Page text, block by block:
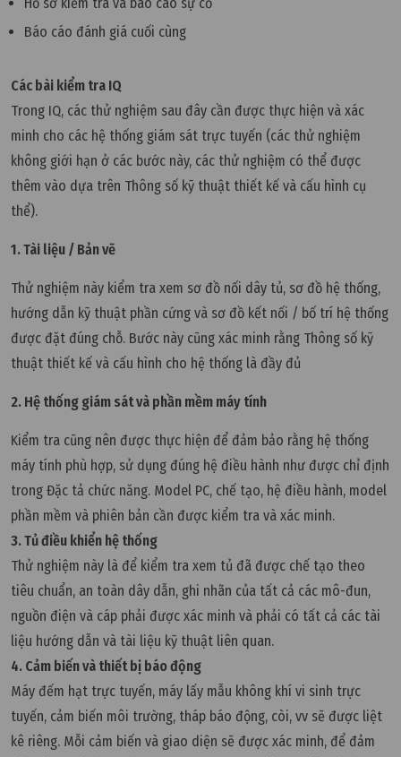
Báo cáo đánh giá cuối cùng
Các bài kiểm tra IQ
Trong IQ, các thử nghiệm sau đây cần được thực hiện và xác
minh cho các hệ thống giám sát trực tuyến (các thử nghiệm
không giới hạn ở các bước này, các thử nghiệm có thể được
thêm vào dựa trên Thông số kỹ thuật thiết kế và cấu hình cụ
thể).
1. Tài liệu / Bản vẽ
Thử nghiệm này kiểm tra xem sơ đồ nối dây tủ, sơ đồ hệ thống,
hướng dẫn kỹ thuật phần cứng và sơ đồ kết nối / bố trí hệ thống
được đặt đúng chỗ. Bước này cũng xác minh rằng Thông số kỹ
thuật thiết kế và cấu hình cho hệ thống là đầy đủ
2. Hệ thống giám sát và phần mềm máy tính
Kiểm tra cũng nên được thực hiện để đảm bảo rằng hệ thống
máy tính phù hợp, sử dụng đúng hệ điều hành như được chỉ định
trong Đặc tả chức năng. Model PC, chế tạo, hệ điều hành, model
phần mềm và phiên bản cần được kiểm tra và xác minh.
3. Tủ điều khiển hệ thống
Thử nghiệm này là để kiểm tra xem tủ đã được chế tạo theo
tiêu chuẩn, an toàn dây dẫn, ghi nhãn của tất cả các mô-đun,
nguồn điện và cáp phải được xác minh và phải có tất cả các tài
liệu hướng dẫn và tài liệu kỹ thuật liên quan.
4. Cảm biến và thiết bị báo động
Máy đếm hạt trực tuyến, máy lấy mẫu không khí vi sinh trực
tuyến, cảm biến môi trường, tháp báo động, còi, vv sẽ được liệt
kê riêng. Mỗi cảm biến và giao diện sẽ được xác minh, để đảm